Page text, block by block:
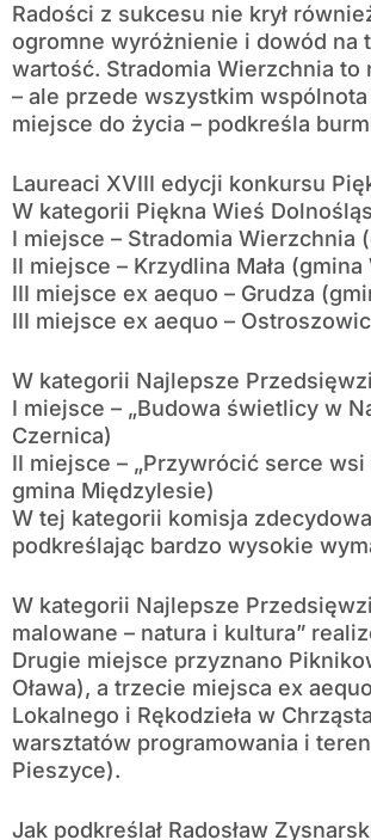
Radości z sukcesu nie krył
ogromne wyróżnienie i dowód na
wartość. Stradomia Wierzchnia
– ale przede wszystkim
miejsce do życia – podkreśla
Laureaci XVIII edycji konkursu
W kategorii Piękna Wieś
I miejsce – Stradomia Wierzchnia
II miejsce – Krzydlina Mała (gmina
III miejsce ex aequo – Grudza
III miejsce ex aequo –
W kategorii Najlepsze
I miejsce – „Budowa świetlicy w
Czernica)
II miejsce – „Przywrócić serce
gmina Międzylesie)
W tej kategorii komisja
podkreślając bardzo wysokie
W kategorii Najlepsze
malowane – natura i kultura”
Drugie miejsce przyznano
Oława), a trzecie miejsca ex
Lokalnego i Rękodzieła w
warsztatów programowania i
Pieszyce).
Jak podkreślał Radosław